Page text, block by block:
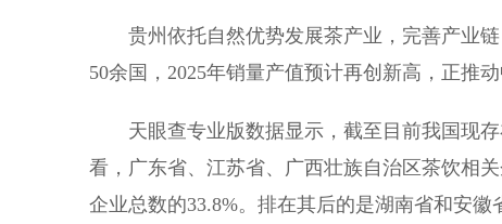
贵州依托自然优势发展茶产业，完善产业
50余国，2025年销量产值预计再创新高，正推
天眼查专业版数据显示，截至目前我国现
看，广东省、江苏省、广西壮族自治区茶饮相
企业总数的33.8%。排在其后的是湖南省和安徽